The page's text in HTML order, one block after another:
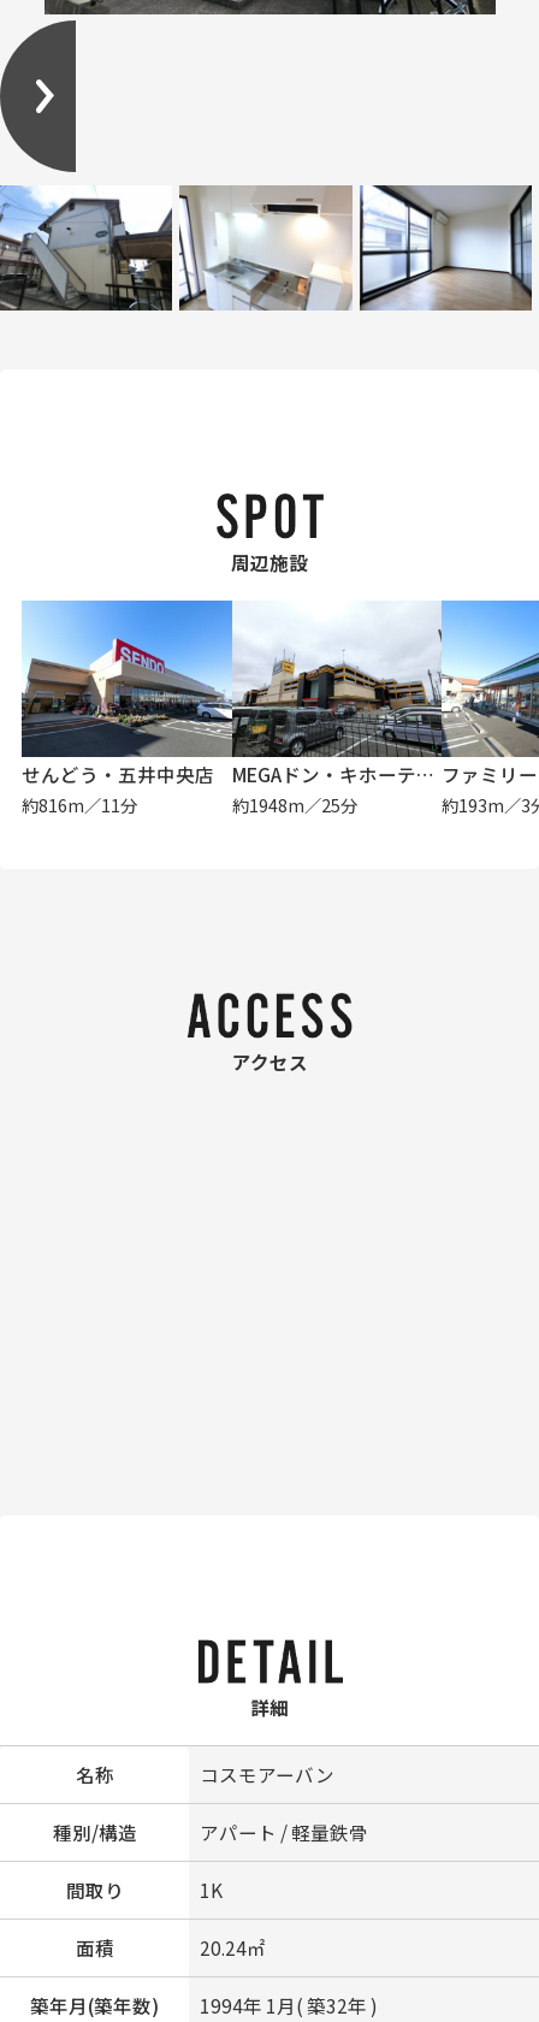
周辺施設
せんどう・五井中央店
約816m／11分
MEGAドン・キホーテUNY 市原店
約1948m／25分 約193m／3
アクセス
詳細
名称 コスモアーバン
種別/構造 アパート / 軽量鉄骨
間取り 1K
面積 20.24㎡
築年月(築年数) 1994年 1月( 築32年 )